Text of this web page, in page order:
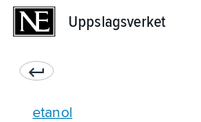
Uppslagsverket
etanol